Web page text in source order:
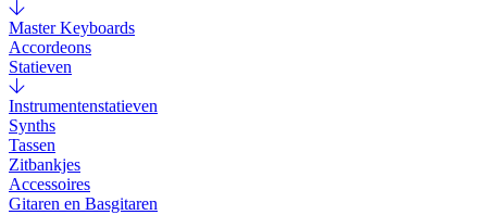
Master Keyboards
Accordeons
Statieven
Instrumentenstatieven
Synths
Tassen
Zitbankjes
Accessoires
Gitaren en Basgitaren